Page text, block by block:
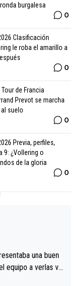
burgalesa
0
Clasificación
le roba el amarillo a
0
de Francia
Prevot se marcha
suelo
0
Previa, perfiles,
9: ¿Vollering o
de la gloria
0
una buen
equipo a verlas ve